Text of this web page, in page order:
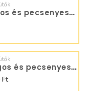
1 égős FG Lángos és pecsenyesütő - BGT-1.1 LRMO
6 égős PB Lángos és pecsenyesütő